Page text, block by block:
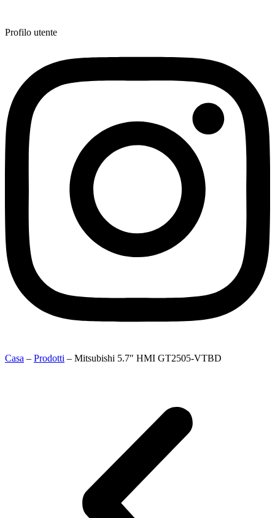
Profilo utente
Casa – Prodotti – Mitsubishi 5.7″ HMI GT2505-VTBD